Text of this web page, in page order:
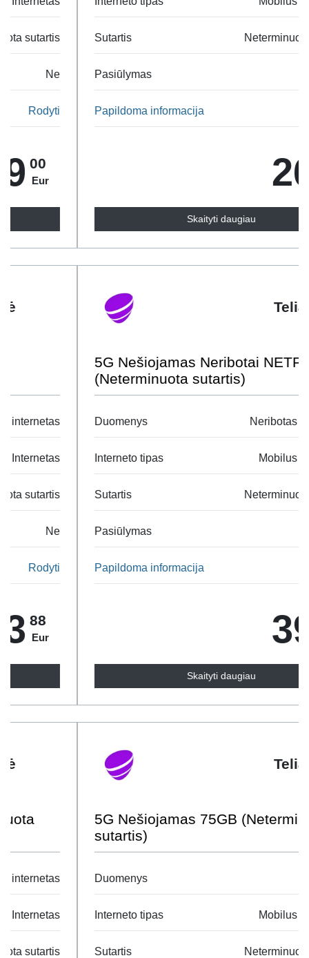
Sutartis Neterminuota sutartis
Pasiūlymas
Papildoma informacija
Skaityti daugiau
5G Nešiojamas Neribotai NETFLIX
(Neterminuota sutartis)
Duomenys Neribotas internetas
Interneto tipas Mobilus Internetas
Sutartis Neterminuota sutartis
Pasiūlymas
Papildoma informacija
Skaityti daugiau
5G Nešiojamas 75GB (Neterminuota
Duomenys
Interneto tipas Mobilus Internetas
Sutartis Neterminuota sutartis